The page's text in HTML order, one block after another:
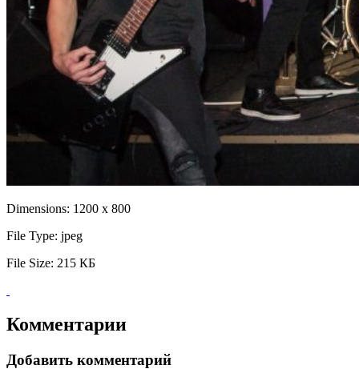
Dimensions: 1200 x 800
File Type: jpeg
File Size: 215 КБ
Комментарии
Добавить комментарий